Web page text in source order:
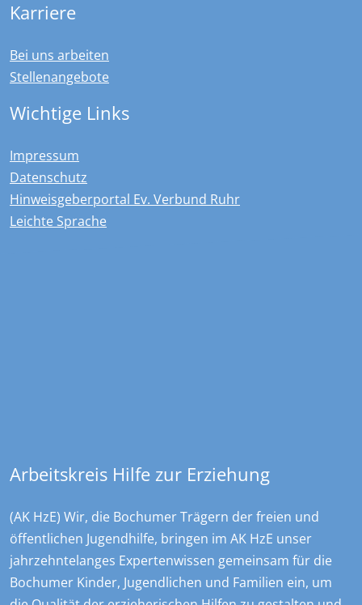
Karriere
Bei uns arbeiten
Stellenangebote
Wichtige Links
Impressum
Datenschutz
Hinweisgeberportal Ev. Verbund Ruhr
Leichte Sprache
Arbeitskreis Hilfe zur Erziehung
(AK HzE) Wir, die Bochumer Trägern der freien und
öffentlichen Jugendhilfe, bringen im AK HzE unser
jahrzehntelanges Expertenwissen gemeinsam für die
Bochumer Kinder, Jugendlichen und Familien ein, um